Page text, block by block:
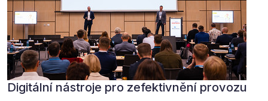
Digitální nástroje pro zefektivnění provozu